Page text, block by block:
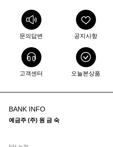
문의답변 공지사항
고객센터 오늘본상품
BANK INFO
예금주 (주) 원 금 숙